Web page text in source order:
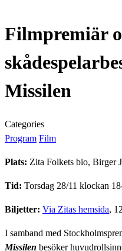
Filmpremiär
Missilen
Categories
Program Film
Plats: Zita Folkets bio, Birger
Tid: Torsdag 28/11 klockan
Biljetter: Via Zitas hemsida,
I samband med
Missilen besöker